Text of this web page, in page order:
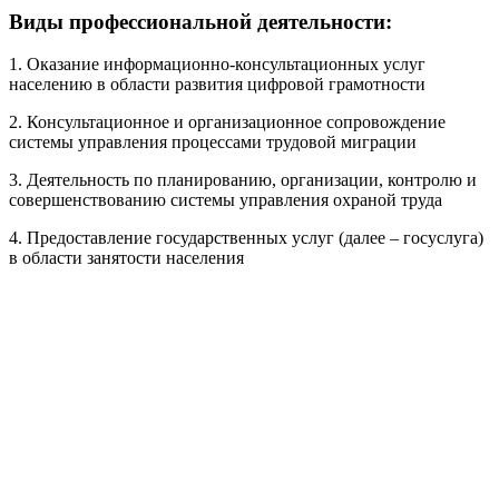
Виды профессиональной деятельности:
1. Оказание информационно-консультационных услуг
населению в области развития цифровой грамотности
2. Консультационное и организационное сопровождение
системы управления процессами трудовой миграции
3. Деятельность по планированию, организации, контролю и
совершенствованию системы управления охраной труда
4. Предоставление государственных услуг (далее – госуслуга)
в области занятости населения